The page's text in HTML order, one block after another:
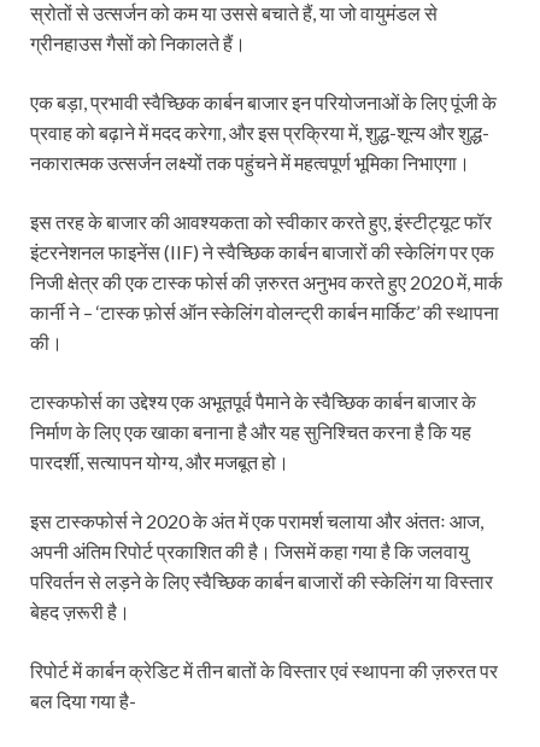
स्रोतों से उत्सर्जन को कम या उससे बचाते हैं, या जो वायुमंडल से
ग्रीनहाउस गैसों को निकालते हैं।
एक बड़ा, प्रभावी स्वैच्छिक कार्बन बाजार इन परियोजनाओं के लिए पूंजी के
प्रवाह को बढ़ाने में मदद करेगा, और इस प्रक्रिया में, शुद्ध-शून्य और शुद्ध-
नकारात्मक उत्सर्जन लक्ष्यों तक पहुंचने में महत्वपूर्ण भूमिका निभाएगा।
इस तरह के बाजार की आवश्यकता को स्वीकार करते हुए, इंस्टीट्यूट फॉर
इंटरनेशनल फाइनेंस (IIF) ने स्वैच्छिक कार्बन बाजारों की स्केलिंग पर एक
निजी क्षेत्र की एक टास्क फोर्स की ज़रुरत अनुभव करते हुए 2020 में, मार्क
कार्नी ने – ‘टास्क फ़ोर्स ऑन स्केलिंग वोलन्ट्री कार्बन मार्किट’ की स्थापना
की।
टास्कफोर्स का उद्देश्य एक अभूतपूर्व पैमाने के स्वैच्छिक कार्बन बाजार के
निर्माण के लिए एक खाका बनाना है और यह सुनिश्चित करना है कि यह
पारदर्शी, सत्यापन योग्य, और मजबूत हो।
इस टास्कफोर्स ने 2020 के अंत में एक परामर्श चलाया और अंततः आज,
अपनी अंतिम रिपोर्ट प्रकाशित की है। जिसमें कहा गया है कि जलवायु
परिवर्तन से लड़ने के लिए स्वैच्छिक कार्बन बाजारों की स्केलिंग या विस्तार
बेहद ज़रूरी है।
रिपोर्ट में कार्बन क्रेडिट में तीन बातों के विस्तार एवं स्थापना की ज़रुरत पर
बल दिया गया है-